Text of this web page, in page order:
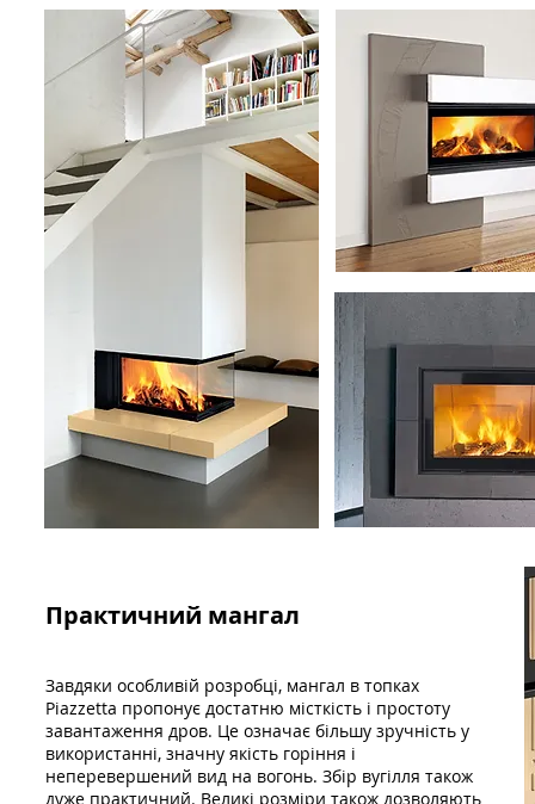
Практичний мангал
Завдяки особливій розробці, мангал в топках
Piazzetta пропонує достатню місткість і простоту
завантаження дров. Це означає більшу зручність у
використанні, значну якість горіння і
неперевершений вид на вогонь. Збір вугілля також
дуже практичний. Великі розміри також дозволяють